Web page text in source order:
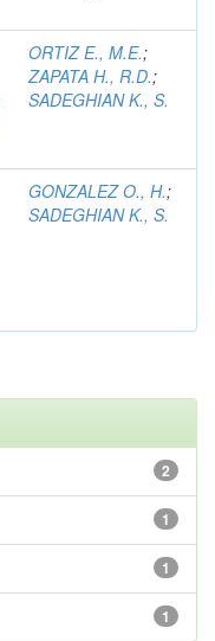
ORTIZ E., M.E.;
ZAPATA H., R.D.;
SADEGHIAN K., S.
GONZALEZ O., H.;
SADEGHIAN K., S.
2
1
1
1